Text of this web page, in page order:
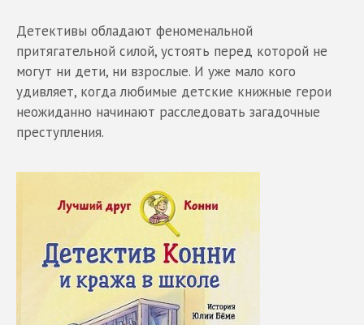
Детективы обладают феноменальной
притягательной силой, устоять перед которой не
могут ни дети, ни взрослые. И уже мало кого
удивляет, когда любимые детские книжные герои
неожиданно начинают расследовать загадочные
преступления.